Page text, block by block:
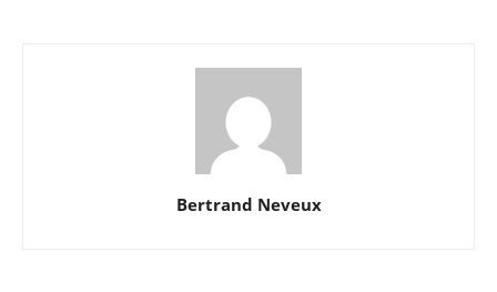
Bertrand Neveux